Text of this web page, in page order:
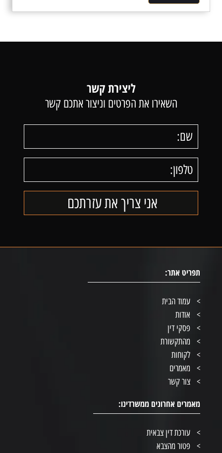
ליצירת קשר
השאירו את הפרטים וניצור אתכם קשר
תפריט אתר:
עמוד הבית
אודות
פסקי דין
מהתקשורת
לקוחות
מאמרים
צור קשר
מאמרים אחרונים ממשרדינו:
עורכת דין צבאית
פטור מהצבא